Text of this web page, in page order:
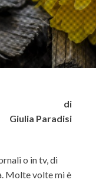
di
Giulia Paradisi
o in tv, di
Molte volte mi è